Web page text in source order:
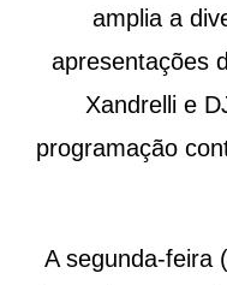
amplia a
apresentações
Xandrelli e
programação
A segunda-feira